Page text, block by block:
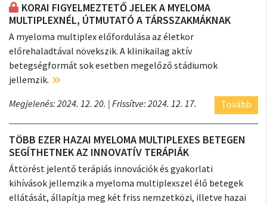
KORAI FIGYELMEZTETŐ JELEK A MYELOMA
MULTIPLEXNÉL, ÚTMUTATÓ A TÁRSSZAKMÁKNAK
A myeloma multiplex előfordulása az életkor
előrehaladtával növekszik. A klinikailag aktív
betegségformát sok esetben megelőző stádiumok
jellemzik.
Megjelenés: 2024. 12. 20. | Frissítve: 2024. 12. 17. Tovább
TÖBB EZER HAZAI MYELOMA MULTIPLEXES BETEGEN
SEGÍTHETNEK AZ INNOVATÍV TERÁPIÁK
Áttörést jelentő terápiás innovációk és gyakorlati
kihívások jellemzik a myeloma multiplexszel élő betegek
ellátását, állapítja meg két friss nemzetközi, illetve hazai